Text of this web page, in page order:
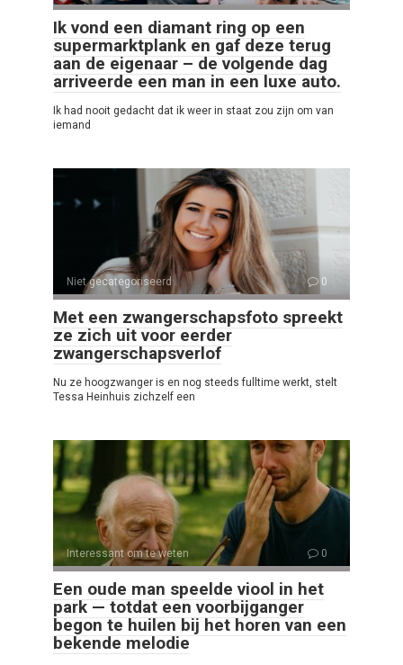
Ik vond een diamant ring op een
supermarktplank en gaf deze terug
aan de eigenaar – de volgende dag
arriveerde een man in een luxe auto.
Ik had nooit gedacht dat ik weer in staat zou zijn om van
iemand
Niet gecategoriseerd 0
Met een zwangerschapsfoto spreekt
ze zich uit voor eerder
zwangerschapsverlof
Nu ze hoogzwanger is en nog steeds fulltime werkt, stelt
Tessa Heinhuis zichzelf een
Interessant om te weten 0
Een oude man speelde viool in het
park — totdat een voorbijganger
begon te huilen bij het horen van een
bekende melodie